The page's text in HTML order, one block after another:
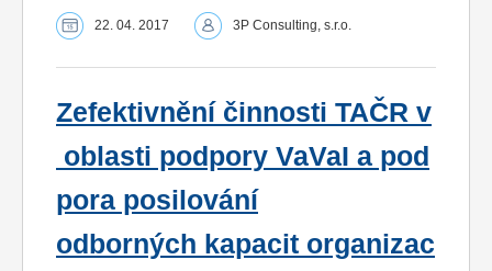
22. 04. 2017 3P Consulting, s.r.o.
Zefektivnění činnosti TAČR v
oblasti podpory VaVaI a pod
pora posilování
odborných kapacit organizac